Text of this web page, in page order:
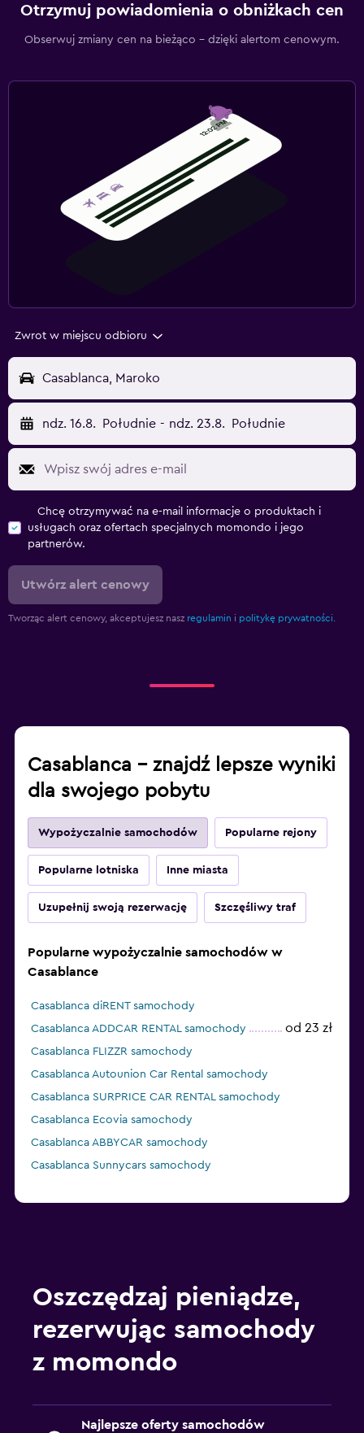
Otrzymuj powiadomienia o obniżkach cen
Obserwuj zmiany cen na bieżąco – dzięki alertom cenowym.
Zwrot w miejscu odbioru
Casablanca, Maroko
ndz. 16.8. Południe - ndz. 23.8. Południe
Chcę otrzymywać na e-mail informacje o produktach i
usługach oraz ofertach specjalnych momondo i jego
partnerów.
Utwórz alert cenowy
Tworząc alert cenowy, akceptujesz nasz regulamin i politykę prywatności.
Casablanca – znajdź lepsze wyniki
dla swojego pobytu
Wypożyczalnie samochodów Popularne rejony
Popularne lotniska Inne miasta
Uzupełnij swoją rezerwację Szczęśliwy traf
Popularne wypożyczalnie samochodów w
Casablance
Casablanca diRENT samochody
Casablanca ADDCAR RENTAL samochody
od 23 zł
Casablanca FLIZZR samochody
Casablanca Autounion Car Rental samochody
Casablanca SURPRICE CAR RENTAL samochody
Casablanca Ecovia samochody
Casablanca ABBYCAR samochody
Casablanca Sunnycars samochody
Oszczędzaj pieniądze,
rezerwując samochody
z momondo
Najlepsze oferty samochodów